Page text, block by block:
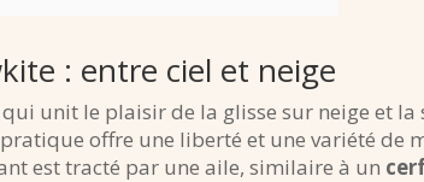
: entre ciel et neige
unit le plaisir de la glisse sur neige et la
offre une liberté et une variété de
est tracté par une aile, similaire à un